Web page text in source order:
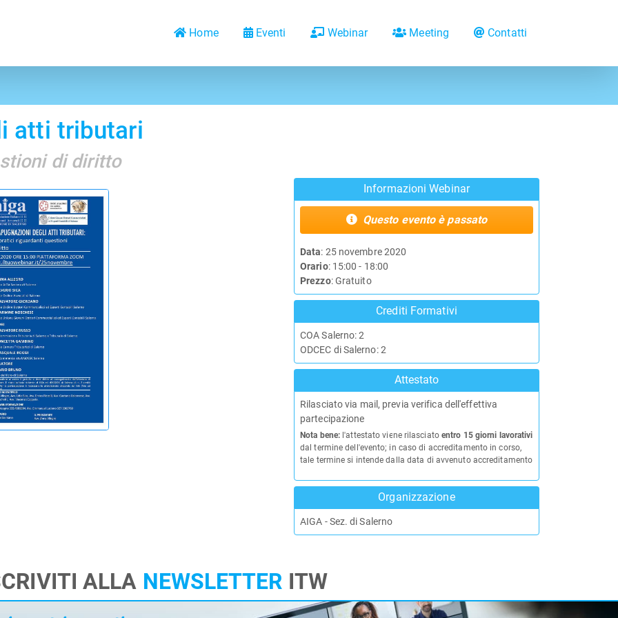
Home Eventi Webinar Meeting Contatti
atti tributari
di diritto
Informazioni Webinar
Questo evento è passato
Data: 25 novembre 2020
Orario: 15:00 - 18:00
Prezzo: Gratuito
Crediti Formativi
COA Salerno: 2
ODCEC di Salerno: 2
Attestato
Rilasciato via mail, previa verifica dell'effettiva
partecipazione
Nota bene: l'attestato viene rilasciato entro 15 giorni lavorativi
dal termine dell'evento; in caso di accreditamento in corso,
tale termine si intende dalla data di avvenuto accreditamento
Organizzazione
AIGA - Sez. di Salerno
ALLA NEWSLETTER ITW